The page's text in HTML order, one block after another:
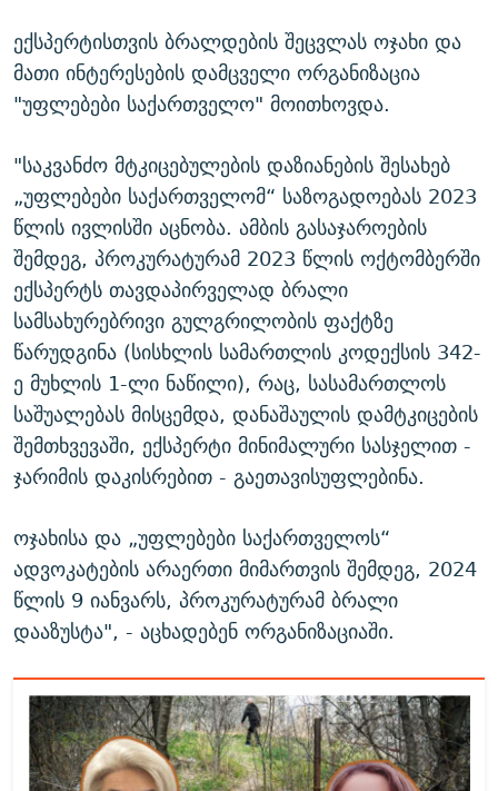
ექსპერტისთვის ბრალდების შეცვლას ოჯახი და
მათი ინტერესების დამცველი ორგანიზაცია
"უფლებები საქართველო" მოითხოვდა.
"საკვანძო მტკიცებულების დაზიანების შესახებ
„უფლებები საქართველომ“ საზოგადოებას 2023
წლის ივლისში აცნობა. ამბის გასაჯაროების
შემდეგ, პროკურატურამ 2023 წლის ოქტომბერში
ექსპერტს თავდაპირველად ბრალი
სამსახურებრივი გულგრილობის ფაქტზე
წარუდგინა (სისხლის სამართლის კოდექსის 342-
ე მუხლის 1-ლი ნაწილი), რაც, სასამართლოს
საშუალებას მისცემდა, დანაშაულის დამტკიცების
შემთხვევაში, ექსპერტი მინიმალური სასჯელით -
ჯარიმის დაკისრებით - გაეთავისუფლებინა.
ოჯახისა და „უფლებები საქართველოს“
ადვოკატების არაერთი მიმართვის შემდეგ, 2024
წლის 9 იანვარს, პროკურატურამ ბრალი
დააზუსტა", - აცხადებენ ორგანიზაციაში.